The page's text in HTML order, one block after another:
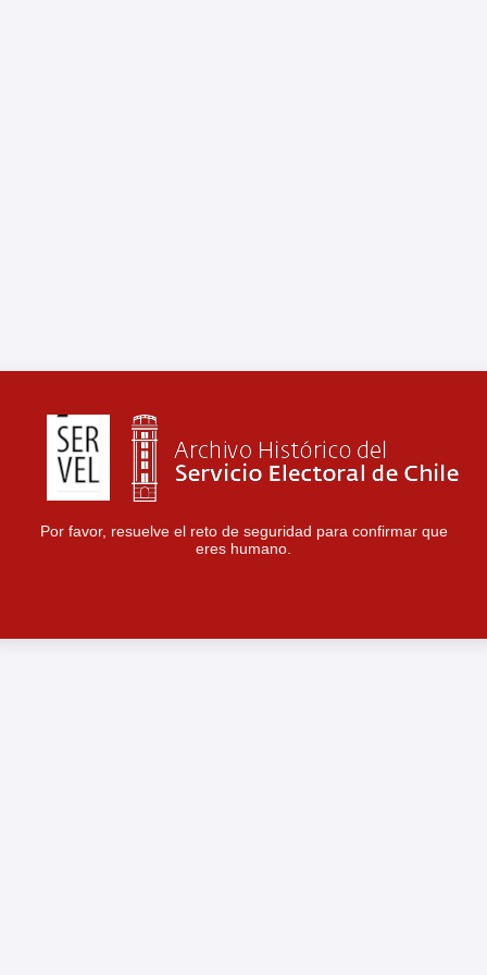
Por favor, resuelve el reto de seguridad para confirmar que
eres humano.